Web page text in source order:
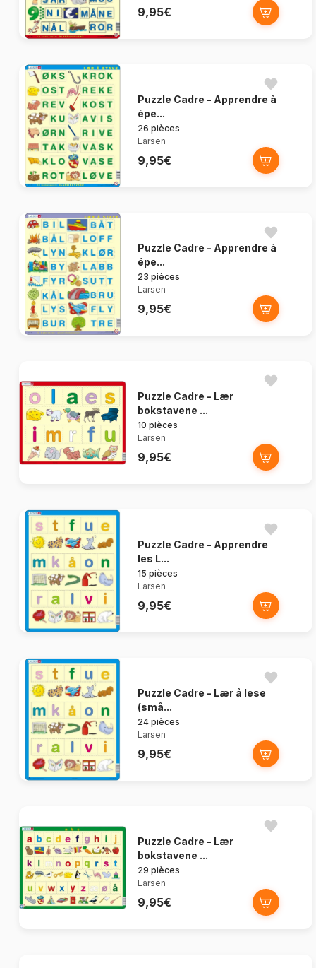
9,95€
Puzzle Cadre - Apprendre à
épe...
26 pièces
Larsen
9,95€
Puzzle Cadre - Apprendre à
épe...
23 pièces
Larsen
9,95€
Puzzle Cadre - Lær
bokstavene ...
10 pièces
Larsen
9,95€
Puzzle Cadre - Apprendre
les L...
15 pièces
Larsen
9,95€
Puzzle Cadre - Lær å lese
(små...
24 pièces
Larsen
9,95€
Puzzle Cadre - Lær
bokstavene ...
29 pièces
Larsen
9,95€